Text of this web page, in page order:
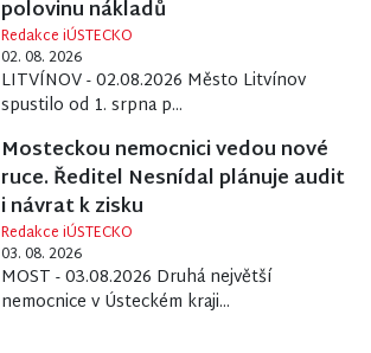
polovinu nákladů
Redakce iÚSTECKO
02. 08. 2026
LITVÍNOV - 02.08.2026 Město Litvínov
spustilo od 1. srpna p...
Mosteckou nemocnici vedou nové
ruce. Ředitel Nesnídal plánuje audit
i návrat k zisku
Redakce iÚSTECKO
03. 08. 2026
MOST - 03.08.2026 Druhá největší
nemocnice v Ústeckém kraji...